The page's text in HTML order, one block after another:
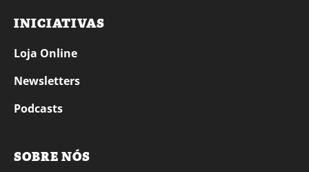
INICIATIVAS
Loja Online
Newsletters
Podcasts
SOBRE NÓS